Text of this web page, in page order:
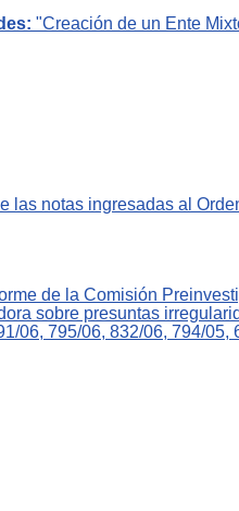
"Creación de un Ente
las notas ingresadas al
de la Comisión
sobre presuntas
06, 795/06, 832/06, 794/